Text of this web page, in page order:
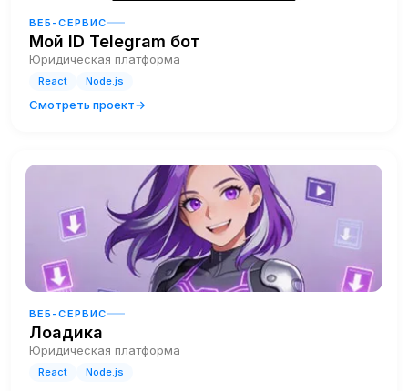
ВЕБ-СЕРВИС
Мой ID Telegram бот
Юридическая платформа
React Node.js
Смотреть проект
ВЕБ-СЕРВИС
Лоадика
Юридическая платформа
React Node.js